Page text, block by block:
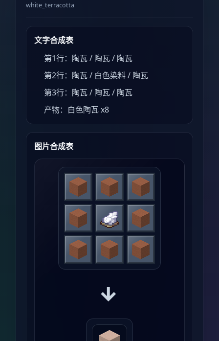
white_terracotta
文字合成表
第1行：陶瓦 / 陶瓦 / 陶瓦
第2行：陶瓦 / 白色染料 / 陶瓦
第3行：陶瓦 / 陶瓦 / 陶瓦
产物：白色陶瓦 x8
图片合成表
→